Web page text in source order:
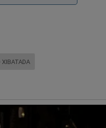
sequer saberia",
de abril, o quadro clínico do
segundo sua versão.
Belém